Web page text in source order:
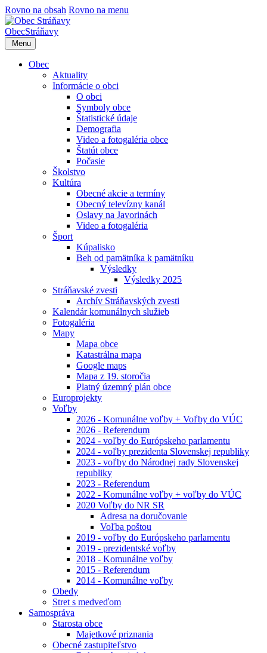
Rovno na obsah Rovno na menu
ObecStráňavy
Menu
Obec
Aktuality
Informácie o obci
O obci
Symboly obce
Štatistické údaje
Demografia
Video a fotogaléria obce
Štatút obce
Počasie
Školstvo
Kultúra
Obecné akcie a termíny
Obecný televízny kanál
Oslavy na Javorinách
Video a fotogaléria
Šport
Kúpalisko
Beh od pamätníka k pamätníku
Výsledky
Výsledky 2025
Stráňavské zvesti
Archív Stráňavských zvesti
Kalendár komunálnych služieb
Fotogaléria
Mapy
Mapa obce
Katastrálna mapa
Google maps
Mapa z 19. storočia
Platný územný plán obce
Europrojekty
Voľby
2026 - Komunálne voľby + Voľby do VÚC
2026 - Referendum
2024 - voľby do Európskeho parlamentu
2024 - voľby prezidenta Slovenskej republiky
2023 - voľby do Národnej rady Slovenskej
republiky
2023 - Referendum
2022 - Komunálne voľby + voľby do VÚC
2020 Voľby do NR SR
Adresa na doručovanie
Voľba poštou
2019 - voľby do Európskeho parlamentu
2019 - prezidentské voľby
2018 - Komunálne voľby
2015 - Referendum
2014 - Komunálne voľby
Obedy
Stret s medveďom
Samospráva
Starosta obce
Majetkové priznania
Obecné zastupiteľstvo